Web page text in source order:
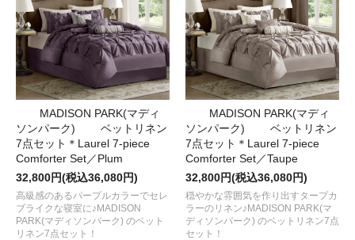
MADISON PARK(マディ
ソンパーク) ベットリネン
7点セット＊Laurel 7-piece
Comforter Set／Plum
32,800円(税込36,080円)
高級感のあるパープルカラーでセレ
ブライクな寝室に♪MADISON
PARK(マディソンパーク) のベット
リネン7点セット！
MADISON PARK(マディ
ソンパーク) ベットリネン
7点セット＊Laurel 7-piece
Comforter Set／Taupe
32,800円(税込36,080円)
穏やかな雰囲気を作り出すタープカ
ラーのリネン♪MADISON PARK(マ
ディソンパーク) のベットリネン7点
セット！